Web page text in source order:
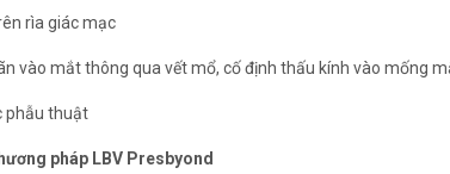
rìa giác mạc
vào mắt thông qua vết mổ, cố định thấu kính vào mống
phẫu thuật
pháp LBV Presbyond